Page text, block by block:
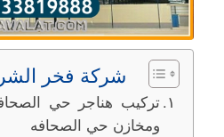
شركة فخر
تركيب هناجر حي
ومخازن حي الصحافه